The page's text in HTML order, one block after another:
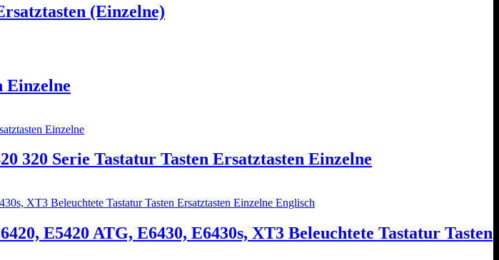
(Einzelne)
Einzelne
320 Serie Tastatur Tasten Ersatztasten Einzelne
E5420 ATG, E6430, E6430s, XT3 Beleuchtete Tastatur Tasten